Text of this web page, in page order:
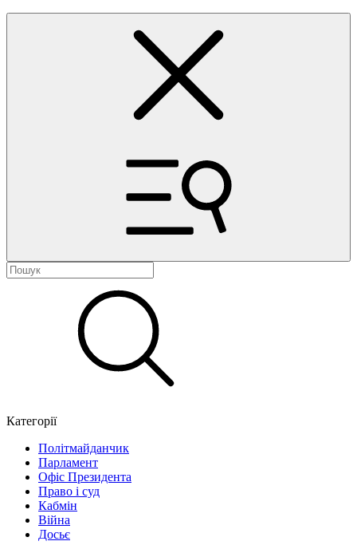
Категорії
Політмайданчик
Парламент
Офіс Президента
Право і суд
Кабмін
Війна
Досьє